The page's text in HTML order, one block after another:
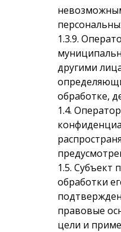
1.3.9.
другими
обработке,
1.4.
1.5. Субъект
обработки
правовые
цели и